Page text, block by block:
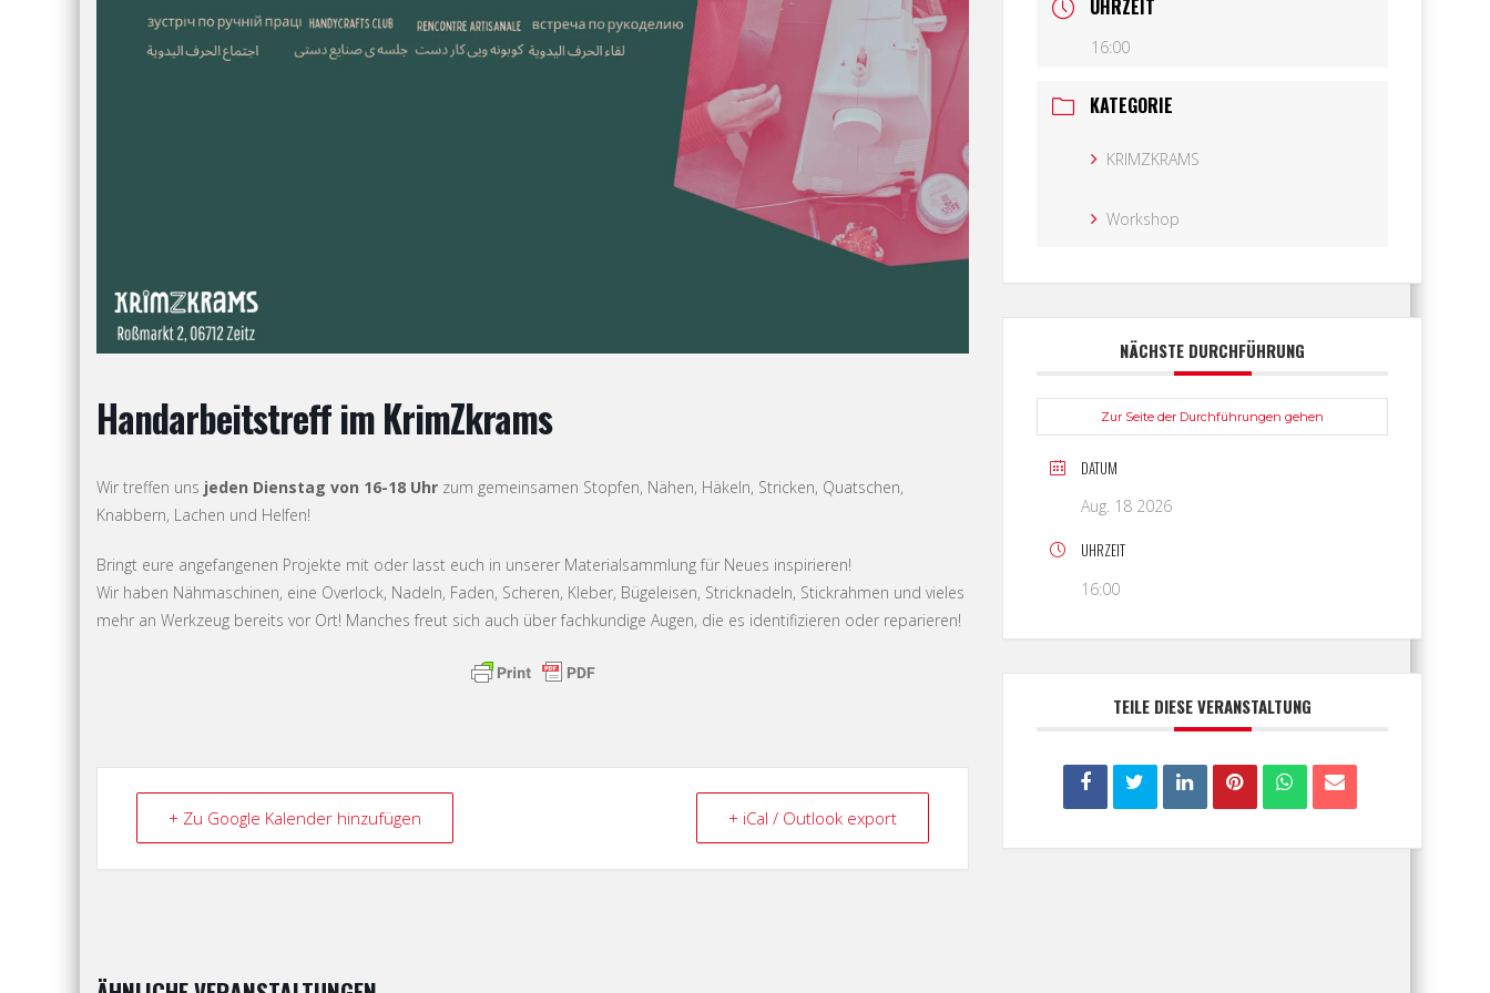
Handarbeitstreff im KrimZkrams
Wir treffen uns jeden Dienstag von 16-18 Uhr zum gemeinsamen Stopfen, Nähen, Häkeln, Stricken, Quatschen,
Knabbern, Lachen und Helfen!
Bringt eure angefangenen Projekte mit oder lasst euch in unserer Materialsammlung für Neues inspirieren!
Wir haben Nähmaschinen, eine Overlock, Nadeln, Faden, Scheren, Kleber, Bügeleisen, Stricknadeln, Stickrahmen und vieles
mehr an Werkzeug bereits vor Ort! Manches freut sich auch über fachkundige Augen, die es identifizieren oder reparieren!
+ Zu Google Kalender hinzufügen + iCal / Outlook export
UHRZEIT
16:00
KATEGORIE
KRIMZKRAMS
Workshop
NÄCHSTE DURCHFÜHRUNG
Zur Seite der Durchführungen gehen
DATUM
Aug. 18 2026
UHRZEIT
16:00
TEILE DIESE VERANSTALTUNG